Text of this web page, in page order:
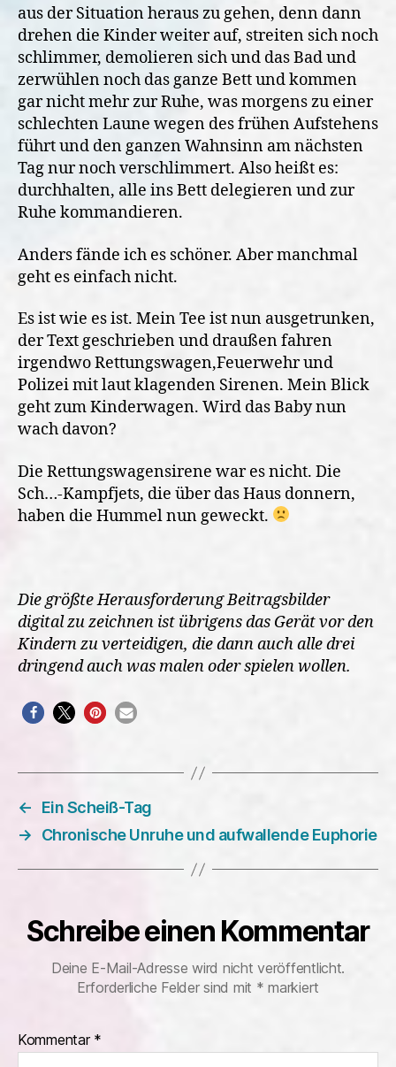
aus der Situation heraus zu gehen, denn dann
drehen die Kinder weiter auf, streiten sich noch
schlimmer, demolieren sich und das Bad und
zerwühlen noch das ganze Bett und kommen
gar nicht mehr zur Ruhe, was morgens zu einer
schlechten Laune wegen des frühen Aufstehens
führt und den ganzen Wahnsinn am nächsten
Tag nur noch verschlimmert. Also heißt es:
durchhalten, alle ins Bett delegieren und zur
Ruhe kommandieren.
Anders fände ich es schöner. Aber manchmal
geht es einfach nicht.
Es ist wie es ist. Mein Tee ist nun ausgetrunken,
der Text geschrieben und draußen fahren
irgendwo Rettungswagen,Feuerwehr und
Polizei mit laut klagenden Sirenen. Mein Blick
geht zum Kinderwagen. Wird das Baby nun
wach davon?
Die Rettungswagensirene war es nicht. Die
Sch…-Kampfjets, die über das Haus donnern,
haben die Hummel nun geweckt.
Die größte Herausforderung Beitragsbilder
digital zu zeichnen ist übrigens das Gerät vor den
Kindern zu verteidigen, die dann auch alle drei
dringend auch was malen oder spielen wollen.
←
Ein Scheiß-Tag
→
Chronische Unruhe und aufwallende Euphorie
Schreibe einen Kommentar
Deine E-Mail-Adresse wird nicht veröffentlicht.
Erforderliche Felder sind mit * markiert
Kommentar *